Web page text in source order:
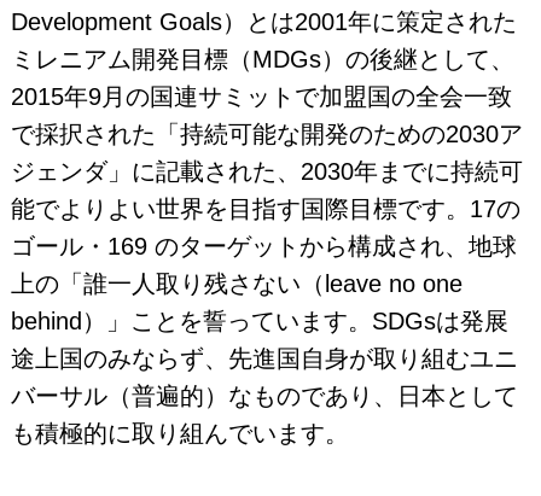
Development Goals）とは2001年に策定された
ミレニアム開発目標（MDGs）の後継として、
2015年9月の国連サミットで加盟国の全会一致
で採択された「持続可能な開発のための2030ア
ジェンダ」に記載された、2030年までに持続可
能でよりよい世界を目指す国際目標です。17の
ゴール・169 のターゲットから構成され、地球
上の「誰一人取り残さない（leave no one
behind）」ことを誓っています。SDGsは発展
途上国のみならず、先進国自身が取り組むユニ
バーサル（普遍的）なものであり、日本として
も積極的に取り組んでいます。